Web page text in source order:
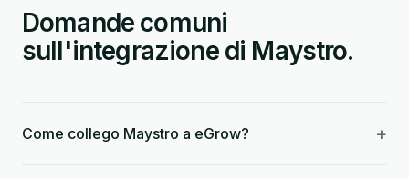
Domande comuni
sull'integrazione di Maystro.
Come collego Maystro a eGrow? +